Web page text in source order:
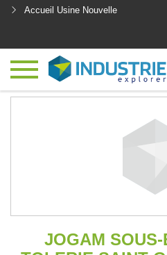
Accueil Usine Nouvelle
JOGAM